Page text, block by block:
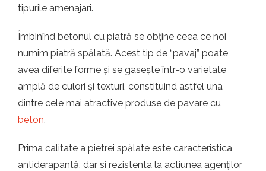
tipurile amenajari.
Îmbinînd betonul cu piatră se obține ceea ce noi
numim piatră spălată. Acest tip de “pavaj” poate
avea diferite forme și se gasește într-o varietate
amplă de culori și texturi, constituind astfel una
dintre cele mai atractive produse de pavare cu
beton.
Prima calitate a pietrei spălate este caracteristica
antiderapantă, dar si rezistenta la actiunea agenților